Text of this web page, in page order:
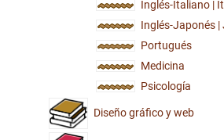
Inglés-Italiano |
Inglés-Japonés
Portugués
Medicina
Psicología
Diseño gráfico y web